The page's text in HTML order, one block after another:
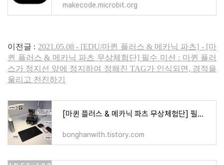
makecode.microbit.org
이전글 : 2021.05.08 - [EDU/마퀸 플러스 & 메카닉 파츠] - [마
퀸 플러스 & 메카닉 파츠 무상체험단] 필수 미션 : 마퀸 플러
스가 정지선 앞에 정지하여 정해진 TAG가 인식되면, 경적을
울리고 전진하기
[마퀸 플러스 & 메카닉 파츠 무상체험단] 필수 미션 : 마퀸 플러스가 정지선 앞에 정지하여 정해
bonghanwith.tistory.com